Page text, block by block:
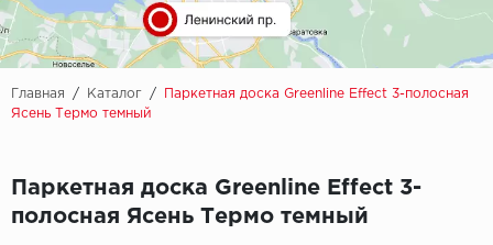
AllureFloor
Alpine floor
Arbiton
Линолеум
Паркет
Плинтус
Главная / Каталог /
Паркетная доска Greenline Effect 3-полосная
Ясень Термо темный
Паркетная доска Greenline Effect 3-
полосная Ясень Термо темный